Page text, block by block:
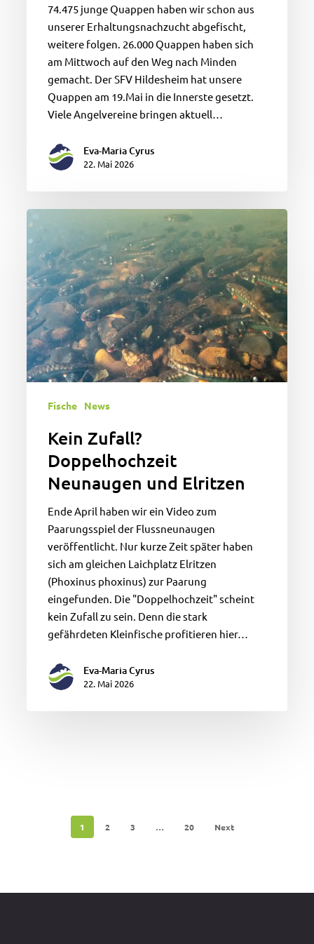
74.475 junge Quappen haben wir schon aus
unserer Erhaltungsnachzucht abgefischt,
weitere folgen. 26.000 Quappen haben sich
am Mittwoch auf den Weg nach Minden
gemacht. Der SFV Hildesheim hat unsere
Quappen am 19.Mai in die Innerste gesetzt.
Viele Angelvereine bringen aktuell…
Eva-Maria Cyrus
22. Mai 2026
Doppelhochzeit
Neunaugen
und
Elritzen
Fische News
Kein Zufall?
Doppelhochzeit
Neunaugen und Elritzen
Ende April haben wir ein Video zum
Paarungsspiel der Flussneunaugen
veröffentlicht. Nur kurze Zeit später haben
sich am gleichen Laichplatz Elritzen
(Phoxinus phoxinus) zur Paarung
eingefunden. Die "Doppelhochzeit" scheint
kein Zufall zu sein. Denn die stark
gefährdeten Kleinfische profitieren hier…
Eva-Maria Cyrus
22. Mai 2026
1 2 3 … 20 Next